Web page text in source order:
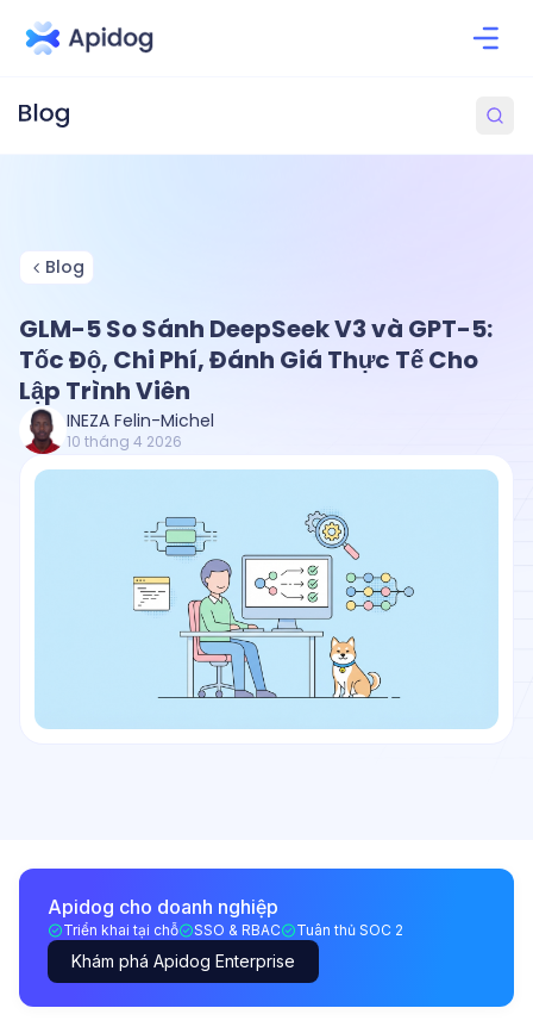
Blog
GLM-5 So Sánh DeepSeek V3 và GPT-5:
Tốc Độ, Chi Phí, Đánh Giá Thực Tế Cho
Lập Trình Viên
INEZA Felin-Michel
10 tháng 4 2026
Apidog cho doanh nghiệp
Triển khai tại chỗ SSO & RBAC Tuân thủ SOC 2
Khám phá Apidog Enterprise